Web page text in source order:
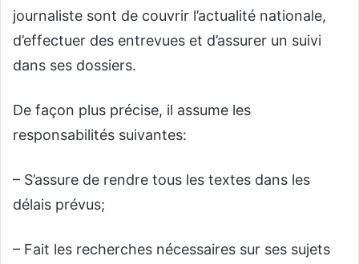
journaliste sont de couvrir l’actualité nationale,
d’effectuer des entrevues et d’assurer un suivi
dans ses dossiers.
De façon plus précise, il assume les
responsabilités suivantes:
– S’assure de rendre tous les textes dans les
délais prévus;
– Fait les recherches nécessaires sur ses sujets